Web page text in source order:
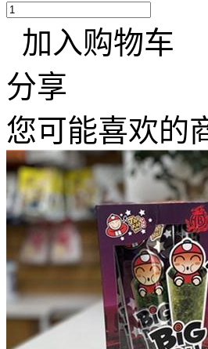
加入购物车
分享
您可能喜欢的